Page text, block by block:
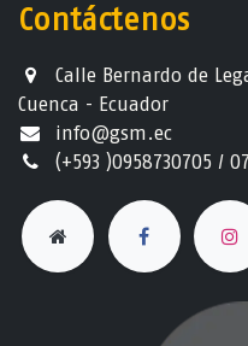
Contáctenos
Calle Bernardo de
Cuenca - Ecuador
info@gsm.ec​
(+593 )0958730705 /